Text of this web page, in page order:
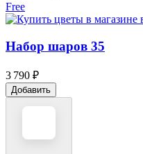
Free
Набор шаров 35
3 790 ₽
Добавить